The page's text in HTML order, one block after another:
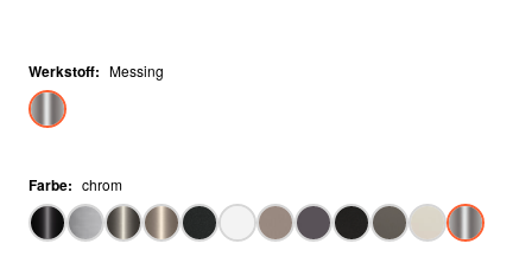
Werkstoff: Messing
Farbe: chrom